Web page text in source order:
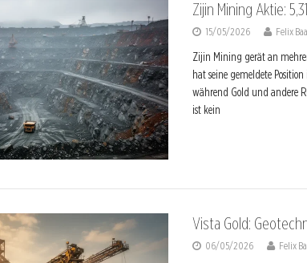
Zijin Mining Aktie:
15/05/2026 Felix
Zijin Mining gerät an
hat seine gemeldete
während Gold und andere
ist kein
Vista Gold:
06/05/2026 Felix